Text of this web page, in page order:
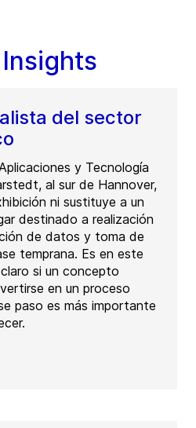
Insights
del sector
y Tecnología
al sur de Hannover,
ni sustituye a un
destinado a realización
de datos y toma de
temprana. Es en este
si un concepto
en un proceso
paso es más importante